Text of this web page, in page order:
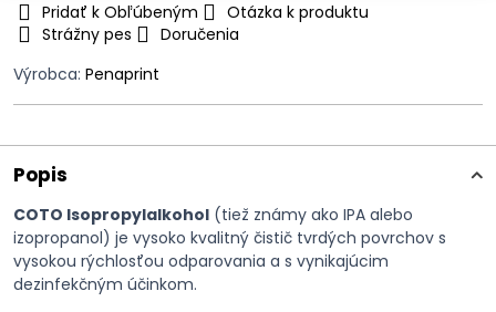
Pridať k Obľúbeným
Otázka k produktu
Strážny pes
Doručenia
Výrobca: Penaprint
Popis
COTO Isopropylalkohol (tiež známy ako IPA alebo
izopropanol) je vysoko kvalitný čistič tvrdých povrchov s
vysokou rýchlosťou odparovania a s vynikajúcim
dezinfekčným účinkom.